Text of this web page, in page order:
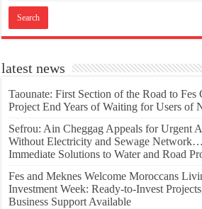
latest news
Taounate: First Section of the Road to
Project End Years of Waiting for Users of
Sefrou: Ain Cheggag Appeals for Urgent
Without Electricity and Sewage
Immediate Solutions to Water and Road
Fes and Meknes Welcome Moroccans
Investment Week: Ready-to-Invest
Business Support Available